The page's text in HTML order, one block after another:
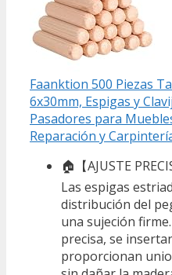
Faanktion 500 Piezas
6x30mm, Espigas y
Pasadores para
Reparación y
🏠【AJUSTE
Las espigas
distribución del
una sujeción
precisa, se
proporcionan